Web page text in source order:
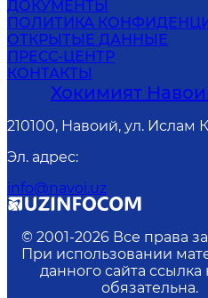
ДОКУМЕНТЫ
ПОЛИТИКА
ОТКРЫТЫЕ ДАННЫЕ
ПРЕСС-ЦЕНТР
КОНТАКТЫ
Хокимият
210100, Навоий, ул. Ислам
Эл. адрес:
info@navoi.uz
© 2001-2026 Все права
При использовании
данного сайта ссылка
обязательна.